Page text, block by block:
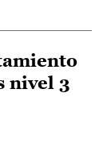
nivel 3